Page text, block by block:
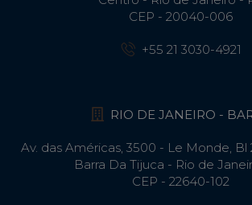
CEP - 20040-006
+55 21 3030-4921
RIO DE JANEIRO -
Av. das Américas, 3500 - Le Monde, Bl
Barra Da Tijuca - Rio de
CEP - 22640-102​